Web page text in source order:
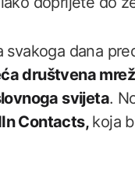
svakoga dana
društvena
svijeta.
Contacts, koja